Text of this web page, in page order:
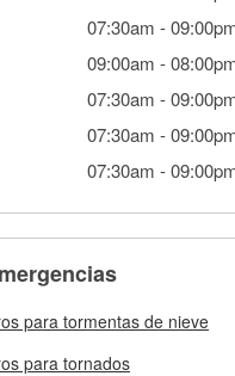
07:30am -
09:00am -
07:30am -
07:30am -
07:30am -
para tormentas de nieve
para tornados